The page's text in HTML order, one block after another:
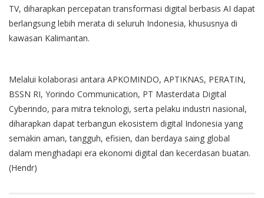
TV, diharapkan percepatan transformasi digital berbasis AI dapat
berlangsung lebih merata di seluruh Indonesia, khususnya di
kawasan Kalimantan.
Melalui kolaborasi antara APKOMINDO, APTIKNAS, PERATIN,
BSSN RI, Yorindo Communication, PT Masterdata Digital
Cyberindo, para mitra teknologi, serta pelaku industri nasional,
diharapkan dapat terbangun ekosistem digital Indonesia yang
semakin aman, tangguh, efisien, dan berdaya saing global
dalam menghadapi era ekonomi digital dan kecerdasan buatan.
(Hendr)